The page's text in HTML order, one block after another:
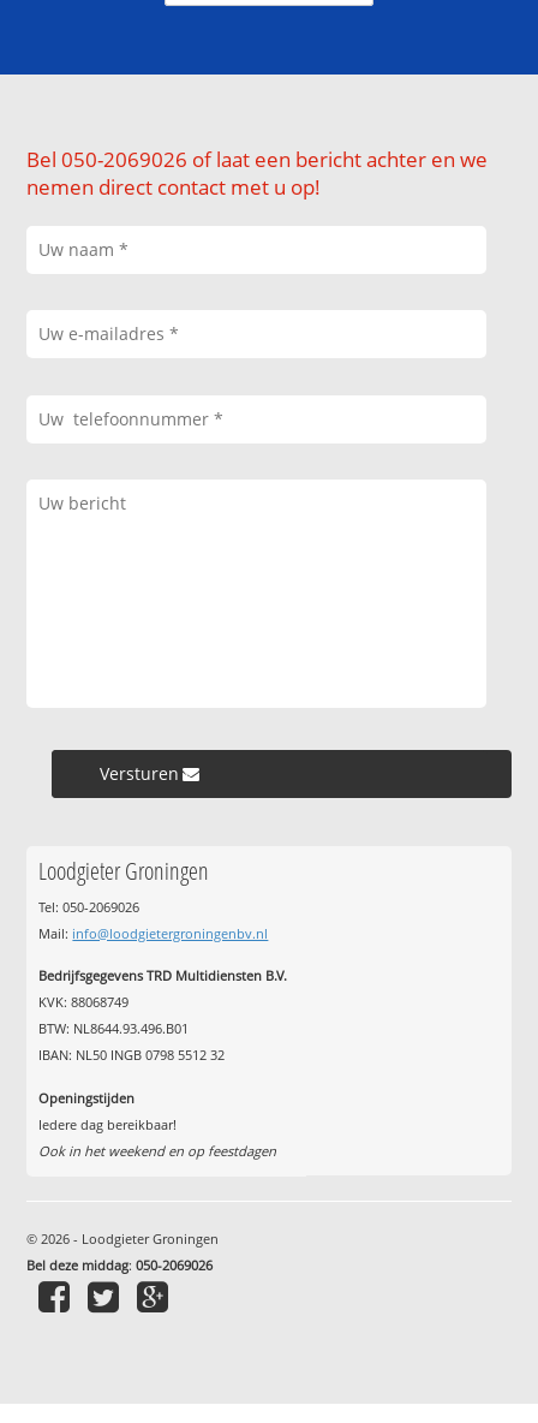
Bel 050-2069026 of laat een bericht achter en we
nemen direct contact met u op!
Versturen »
Loodgieter Groningen
Tel: 050-2069026
Mail: info@loodgietergroningenbv.nl
Bedrijfsgegevens TRD Multidiensten B.V.
KVK: 88068749
BTW: NL8644.93.496.B01
IBAN: NL50 INGB 0798 5512 32
Openingstijden
Iedere dag bereikbaar!
Ook in het weekend en op feestdagen
© 2026 - Loodgieter Groningen
Bel deze middag:050-2069026